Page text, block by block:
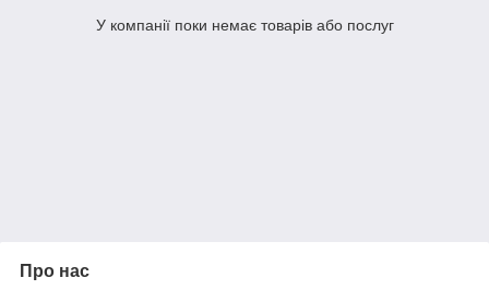
У компанії поки немає товарів або послуг
Про нас